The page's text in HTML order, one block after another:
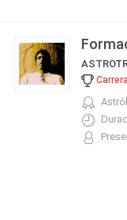
Carrera